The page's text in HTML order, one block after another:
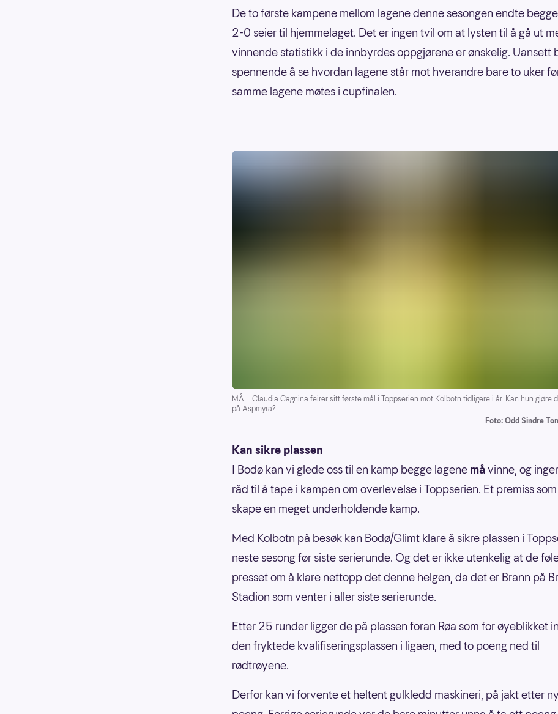
De to første kampene mellom lagene denne sesongen endte
2-0 seier til hjemmelaget. Det er ingen tvil om at lysten til å gå ut
vinnende statistikk i de innbyrdes oppgjørene er ønskelig. Uansett
spennende å se hvordan lagene står mot hverandre bare to uker
samme lagene møtes i cupfinalen.
MÅL: Claudia Cagnina feirer sitt første mål i Toppserien mot Kolbotn tidligere i år. Kan hun gjøre
på Aspmyra?
Foto: Odd Sindre
Kan sikre plassen
I Bodø kan vi glede oss til en kamp begge lagene måvinne, og
råd til å tape i kampen om overlevelse i Toppserien. Et premiss
skape en meget underholdende kamp.
Med Kolbotn på besøk kan Bodø/Glimt klare å sikre plassen i
neste sesong før siste serierunde. Og det er ikke utenkelig at de
presset om å klare nettopp det denne helgen, da det er Brann på
Stadion som venter i aller siste serierunde.
Etter 25 runder ligger de på plassen foran Røa som for øyeblikket
den fryktede kvalifiseringsplassen i ligaen, med to poeng ned til
rødtrøyene.
Derfor kan vi forvente et heltent gulkledd maskineri, på jakt etter